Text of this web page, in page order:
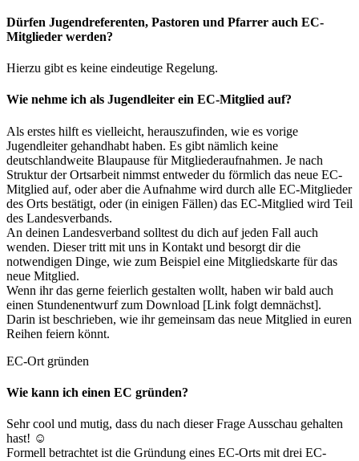
Dürfen Jugendreferenten, Pastoren und Pfarrer auch EC-
Mitglieder werden?
Hierzu gibt es keine eindeutige Regelung.
Wie nehme ich als Jugendleiter ein EC-Mitglied auf?
Als erstes hilft es vielleicht, herauszufinden, wie es vorige
Jugendleiter gehandhabt haben. Es gibt nämlich keine
deutschlandweite Blaupause für Mitgliederaufnahmen. Je nach
Struktur der Ortsarbeit nimmst entweder du förmlich das neue EC-
Mitglied auf, oder aber die Aufnahme wird durch alle EC-Mitglieder
des Orts bestätigt, oder (in einigen Fällen) das EC-Mitglied wird Teil
des Landesverbands.
An deinen Landesverband solltest du dich auf jeden Fall auch
wenden. Dieser tritt mit uns in Kontakt und besorgt dir die
notwendigen Dinge, wie zum Beispiel eine Mitgliedskarte für das
neue Mitglied.
Wenn ihr das gerne feierlich gestalten wollt, haben wir bald auch
einen Stundenentwurf zum Download [Link folgt demnächst].
Darin ist beschrieben, wie ihr gemeinsam das neue Mitglied in euren
Reihen feiern könnt.
EC-Ort gründen
Wie kann ich einen EC gründen?
Sehr cool und mutig, dass du nach dieser Frage Ausschau gehalten
hast! ☺️
Formell betrachtet ist die Gründung eines EC-Orts mit drei EC-